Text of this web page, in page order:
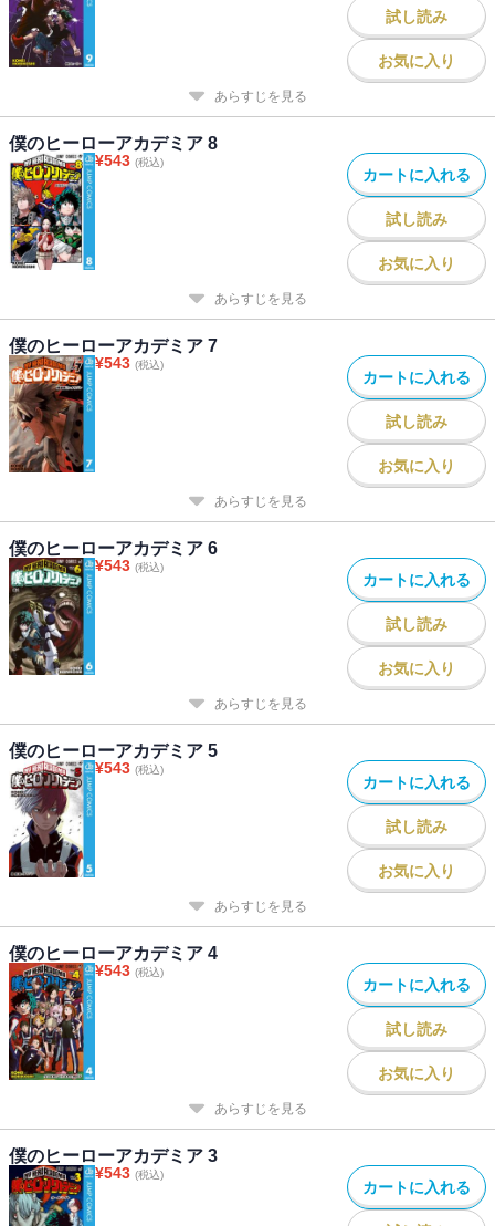
試し読み
お気に入り
あらすじを見る
僕のヒーローアカデミア 8
¥543 (税込)
カートに入れる
試し読み
お気に入り
あらすじを見る
僕のヒーローアカデミア 7
¥543 (税込)
カートに入れる
試し読み
お気に入り
あらすじを見る
僕のヒーローアカデミア 6
¥543 (税込)
カートに入れる
試し読み
お気に入り
あらすじを見る
僕のヒーローアカデミア 5
¥543 (税込)
カートに入れる
試し読み
お気に入り
あらすじを見る
僕のヒーローアカデミア 4
¥543 (税込)
カートに入れる
試し読み
お気に入り
あらすじを見る
僕のヒーローアカデミア 3
¥543 (税込)
カートに入れる